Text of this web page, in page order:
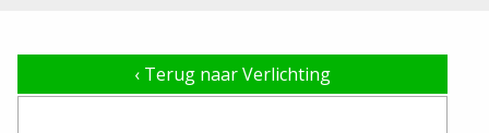
‹ Terug naar Verlichting